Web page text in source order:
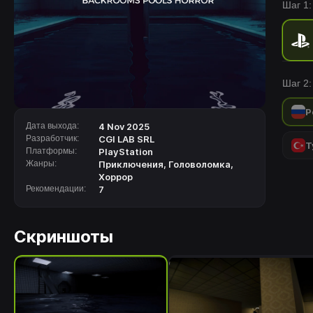
Дата выхода: 4 Nov 2025
Разработчик: CGI LAB SRL
Платформы: PlayStation
Жанры: Приключения, Головоломка,
Хоррор
Рекомендации: 7
еще
вы
Шаг 1:
Шаг 2:
Скриншоты